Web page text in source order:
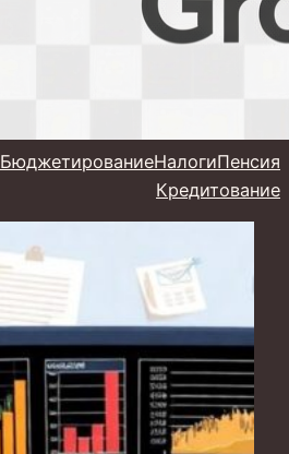
БюджетированиеНалогиПенсия
Кредитование